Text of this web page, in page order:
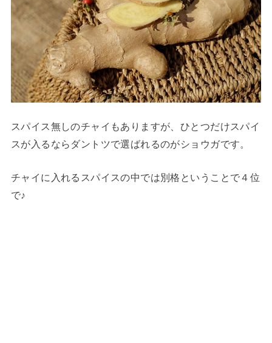
スパイス無しのチャイもありますが、ひとつだけスパイ
スが入るならダントツで選ばれるのがショウガです。
チャイに入れるスパイスの中では別格ということで４位
で♪